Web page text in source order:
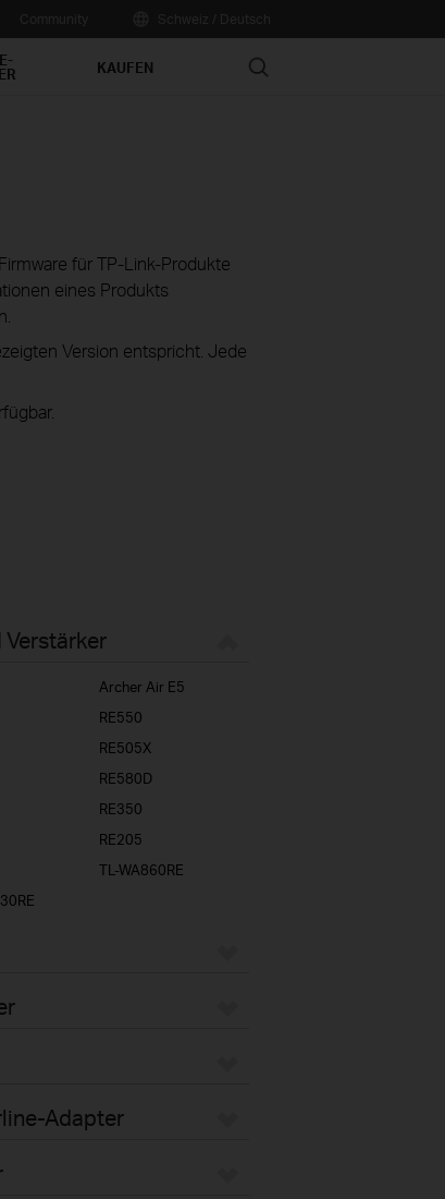
KAUFEN Search
für TP-Link-Produkte
eines Produkts
Version entspricht. Jede
Verstärker
Archer Air E5
RE550
RE505X
RE580D
RE350
RE205
TL-WA860RE
Adapter